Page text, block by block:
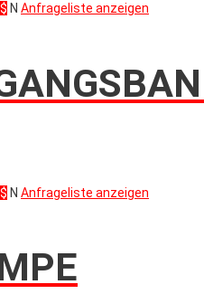
N Anfrageliste anzeigen
N Anfrageliste anzeigen